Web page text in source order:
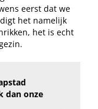
eerst dat we
het namelijk
het is echt
dan onze